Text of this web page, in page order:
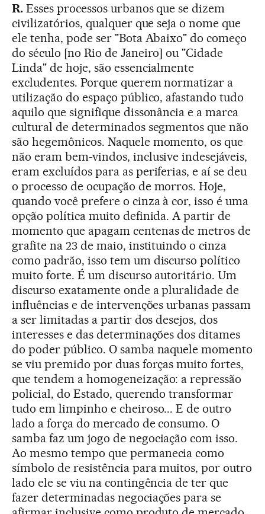
R.Esses processos urbanos que se dizem
civilizatórios, qualquer que seja o nome que
ele tenha, pode ser "Bota Abaixo" do começo
do século [no Rio de Janeiro] ou "Cidade
Linda" de hoje, são essencialmente
excludentes. Porque querem normatizar a
utilização do espaço público, afastando tudo
aquilo que signifique dissonância e a marca
cultural de determinados segmentos que não
são hegemônicos. Naquele momento, os que
não eram bem-vindos, inclusive indesejáveis,
eram excluídos para as periferias, e aí se deu
o processo de ocupação de morros. Hoje,
quando você prefere o cinza à cor, isso é uma
opção política muito definida. A partir de
momento que apagam centenas de metros de
grafite na 23 de maio, instituindo o cinza
como padrão, isso tem um discurso político
muito forte. É um discurso autoritário. Um
discurso exatamente onde a pluralidade de
influências e de intervenções urbanas passam
a ser limitadas a partir dos desejos, dos
interesses e das determinações dos ditames
do poder público. O samba naquele momento
se viu premido por duas forças muito fortes,
que tendem a homogeneização: a repressão
policial, do Estado, querendo transformar
tudo em limpinho e cheiroso... E de outro
lado a força do mercado de consumo. O
samba faz um jogo de negociação com isso.
Ao mesmo tempo que permanecia como
símbolo de resistência para muitos, por outro
lado ele se viu na contingência de ter que
fazer determinadas negociações para se